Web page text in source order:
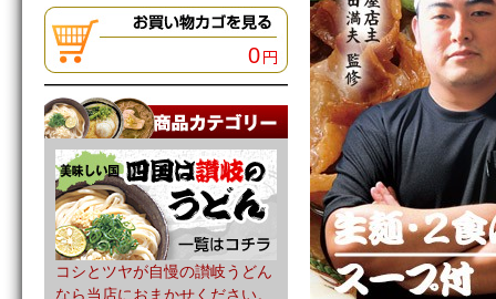
0
コシとツヤが自慢の讃岐うどん
なら当店におまかせください。